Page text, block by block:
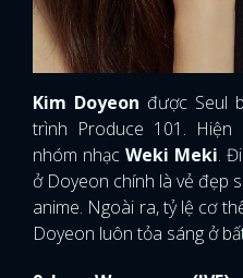
Kim Doyeon được Seul
trình Produce 101.
nhóm nhạc Weki Meki.
ở Doyeon chính là vẻ đẹp
anime. Ngoài ra, tỷ lệ cơ
Doyeon luôn tỏa sáng ở